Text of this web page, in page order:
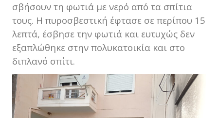
σβήσουν τη φωτιά με νερό από τα σπίτια
τους. Η πυροσβεστική έφτασε σε περίπου 15
λεπτά, έσβησε την φωτιά και ευτυχώς δεν
εξαπλώθηκε στην πολυκατοικία και στο
διπλανό σπίτι.